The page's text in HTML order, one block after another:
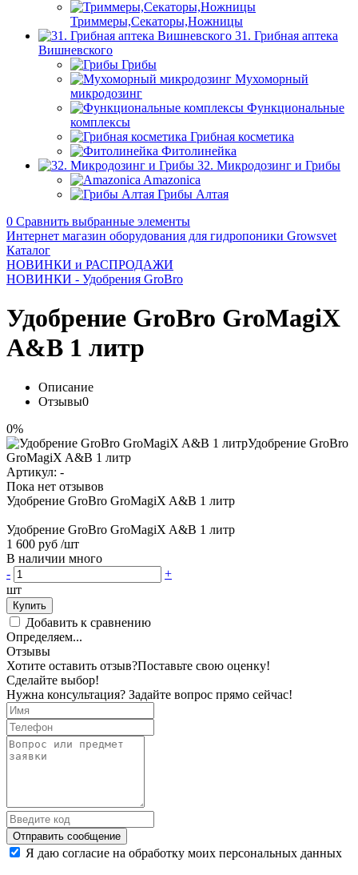
Триммеры,Секаторы,Ножницы
31. Грибная аптека
Вишневского
Грибы
Мухоморный
микродозинг
Функциональные
комплексы
Грибная косметика
Фитолинейка
32. Микродозинг и Грибы
Amazonica
Грибы Алтая
0 Сравнить выбранные элементы
Интернет магазин оборудования для гидропоники Growsvet
Каталог
НОВИНКИ и РАСПРОДАЖИ
НОВИНКИ - Удобрения GroBro
Удобрение GroBro GroMagiX
A&B 1 литр
Описание
Отзывы0
0%
Артикул: -
Пока нет отзывов
Удобрение GroBro GroMagiX A&B 1 литр
Удобрение GroBro GroMagiX A&B 1 литр
1 600 руб /шт
В наличии много
-
+
шт
Купить
Добавить к сравнению
Определяем...
Отзывы
Хотите оставить отзыв?Поставьте свою оценку!
Сделайте выбор!
Нужна консультация? Задайте вопрос прямо сейчас!
Отправить сообщение
Я даю согласие на обработку моих персональных данных